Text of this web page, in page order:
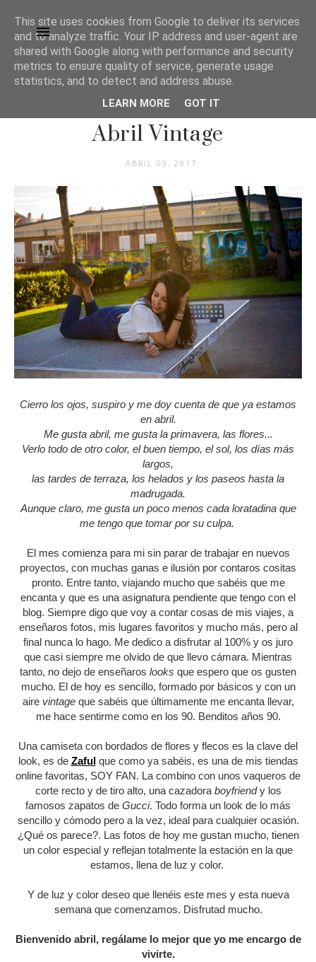
COLABORACIONES
Abril Vintage
ABRIL 03, 2017
Cierro los ojos, suspiro y me doy cuenta de que ya estamos
en abril.
Me gusta abril, me gusta la primavera, las flores...
Verlo todo de otro color, el buen tiempo, el sol, los días más
largos,
las tardes de terraza, los helados y los paseos hasta la
madrugada.
Aunque claro, me gusta un poco menos cada loratadina que
me tengo que tomar por su culpa.
El mes comienza para mi sin parar de trabajar en nuevos
proyectos, con muchas ganas e ilusión por contaros cositas
pronto. Entre tanto, viajando mucho que sabéis que me
encanta y que es una asignatura pendiente que tengo con el
blog. Siempre digo que voy a contar cosas de mis viajes, a
enseñaros fotos, mis lugares favoritos y mucho más, pero al
final nunca lo hago. Me dedico a disfrutar al 100% y os juro
que casi siempre me olvido de que llevo cámara. Mientras
tanto, no dejo de enseñaros looks que espero que os gusten
mucho. El de hoy es sencillo, formado por básicos y con un
aire vintage que sabéis que últimamente me encanta llevar,
me hace sentirme como en los 90. Benditos años 90.
Una camiseta con bordados de flores y flecos es la clave del
look, es de Zaful que como ya sabéis, es una de mis tiendas
online favoritas, SOY FAN. La combino con unos vaqueros de
corte recto y de tiro alto, una cazadora boyfriendy los
famosos zapatos de Gucci. Todo forma un look de lo más
sencillo y cómodo pero a la vez, ideal para cualquier ocasión.
¿Qué os parece?. Las fotos de hoy me gustan mucho, tienen
un color especial y reflejan totalmente la estación en la que
estamos, llena de luz y color.
Y de luz y color deseo que llenéis este mes y esta nueva
semana que comenzamos. Disfrutad mucho.
Bienvenido abril, regálame lo mejor que yo me encargo de
vivirte.
This site uses cookies from Google to deliver its services
and to analyze traffic. Your IP address and user-agent are
shared with Google along with performance and security
metrics to ensure quality of service, generate usage
statistics, and to detect and address abuse.
LEARN MORE GOT IT